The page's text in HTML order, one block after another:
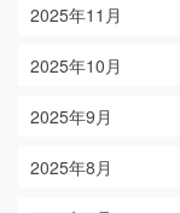
2025年11月
2025年10月
2025年9月
2025年8月